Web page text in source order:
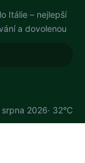
Itálie – nejlepší
a dovolenou
srpna 2026· 32°C